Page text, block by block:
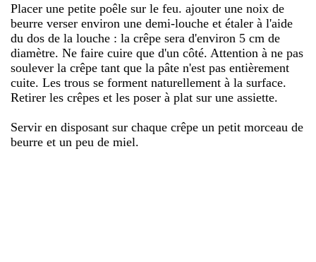
Placer une petite poêle sur le feu. ajouter une noix de
beurre verser environ une demi-louche et étaler à l'aide
du dos de la louche : la crêpe sera d'environ 5 cm de
diamètre. Ne faire cuire que d'un côté. Attention à ne pas
soulever la crêpe tant que la pâte n'est pas entièrement
cuite. Les trous se forment naturellement à la surface.
Retirer les crêpes et les poser à plat sur une assiette.
Servir en disposant sur chaque crêpe un petit morceau de
beurre et un peu de miel.